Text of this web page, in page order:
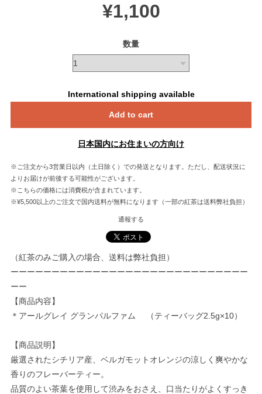
¥1,100
数量
International shipping available
Add to cart
日本国内にお住まいの方向け
※ご注文から3営業日以内（土日除く）での発送となります。ただし、配送状況に
よりお届けが前後する可能性がございます。
※こちらの価格には消費税が含まれています。
※¥5,500以上のご注文で国内送料が無料になります（一部の紅茶は送料弊社負担）
通報する
（紅茶のみご購入の場合、送料は弊社負担）
ーーーーーーーーーーーーーーーーーーーーーーーーーーーーー
ーー
【商品内容】
＊アールグレイ グランパルファム （ティーバッグ2.5g×10）
【商品説明】
厳選されたシチリア産、ベルガモットオレンジの涼しく爽やかな
香りのフレーバーティー。
品質のよい茶葉を使用して渋みをおさえ、口当たりがよくすっき